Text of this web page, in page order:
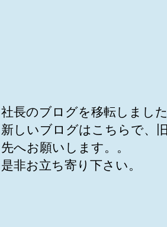
社長のブログを移転しました
新しいブログはこちらで、
先へお願いします。。
是非お立ち寄り下さい。